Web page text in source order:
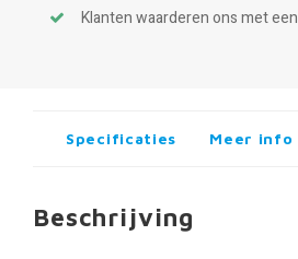
Klanten waarderen ons met een
Specificaties Meer info
Beschrijving